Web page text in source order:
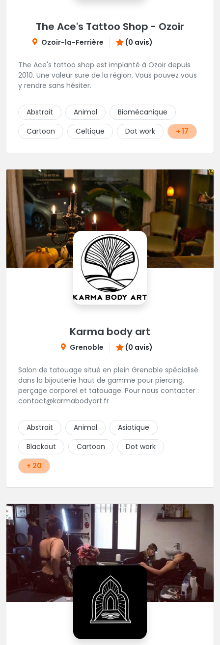
The Ace's Tattoo Shop - Ozoir
Ozoir-la-Ferrière (0 avis)
The Ace's tattoo shop est implanté à Ozoir depuis
2010. Une valeur sure de la région. Vous pouvez vous
y rendre sans hésiter.
Abstrait Animal
Biomécanique
Cartoon
Celtique Dot work + 17
Karma body art
Grenoble (0 avis)
Salon de tatouage situé en plein Grenoble spécialisé
dans la bijouterie haut de gamme pour piercing,
perçage corporel et tatouage. Pour nous contacter :
contact@karmabodyart.fr
Abstrait Animal
Asiatique
Blackout
Cartoon
Dot work
+ 20